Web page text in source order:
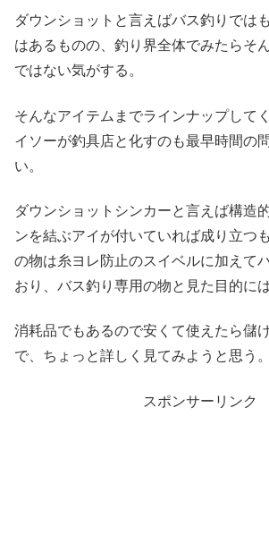
ダウンショットと言えばバス釣りでは
はあるものの、釣り界全体でみたらそ
ではない気がする。
そんなアイテムまでラインナップして
イソーが釣具店と化すのも最早時間の
い。
ダウンショットシンカーと言えば構造
ンを結ぶアイが付いていれば成り立つ
の物は糸ヨレ防止のスイベルに加えて
おり、バス釣り専用の物と見た目的に
消耗品でもあるので安くて使えたら儲
で、ちょっと詳しく見てみようと思う。
スポンサーリンク